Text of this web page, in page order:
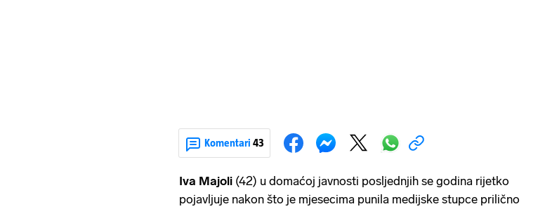
Komentari 43
Iva Majoli (42) u domaćoj javnosti posljednjih se godina rijetko
pojavljuje nakon što je mjesecima punila medijske stupce prilično